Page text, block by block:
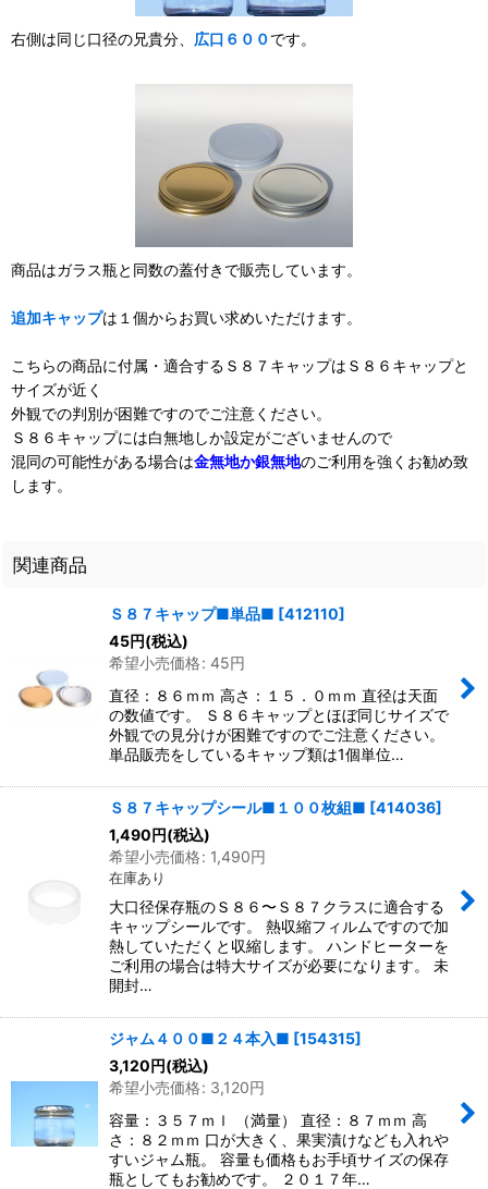
右側は同じ口径の兄貴分、 広口６００です。
商品はガラス瓶と同数の蓋付きで販売しています。
追加キャップは１個からお買い求めいただけます。
こちらの商品に付属・適合するＳ８７キャップはＳ８６キャップと
サイズが近く
外観での判別が困難ですのでご注意ください。
Ｓ８６キャップには白無地しか設定がございませんので
混同の可能性がある場合は金無地か銀無地のご利用を強くお勧め致
します。
関連商品
Ｓ８７キャップ■単品■ [412110]
45円(税込)
希望小売価格: 45円
直径：８６ｍｍ 高さ：１５．０ｍｍ 直径は天面
の数値です。 Ｓ８６キャップとほぼ同じサイズで
外観での見分けが困難ですのでご注意ください。
単品販売をしているキャップ類は1個単位…
Ｓ８７キャップシール■１００枚組■ [414036]
1,490円(税込)
希望小売価格: 1,490円
在庫あり
大口径保存瓶のＳ８６〜Ｓ８７クラスに適合する
キャップシールです。 熱収縮フィルムですので加
熱していただくと収縮します。 ハンドヒーターを
ご利用の場合は特大サイズが必要になります。 未
開封…
ジャム４００■２４本入■ [154315]
3,120円(税込)
希望小売価格: 3,120円
容量：３５７ｍｌ （満量） 直径：８７ｍｍ 高
さ：８２ｍｍ 口が大きく、果実漬けなども入れや
すいジャム瓶。 容量も価格もお手頃サイズの保存
瓶としてもお勧めです。 ２０１７年…